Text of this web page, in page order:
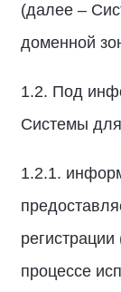
(далее –
доменной
1.2. Под
Системы
1.2.1.
процессе